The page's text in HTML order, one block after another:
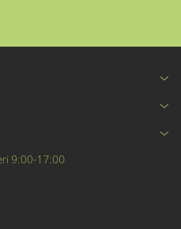
9:00-17:00